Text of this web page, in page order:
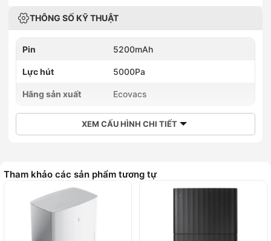
THÔNG SỐ KỸ THUẬT
Pin 5200mAh
Lực hút 5000Pa
Hãng sản xuất Ecovacs
XEM CẤU HÌNH CHI TIẾT
Tham khảo các sản phẩm tương tự